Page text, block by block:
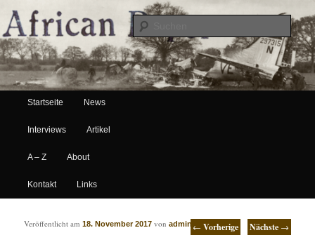
African Paper
Hauptmenü
Zum Inhalt wechseln
Zum sekundären Inhalt wechseln
Startseite News
Interviews Artikel
A – Z About
Kontakt Links
Artikelnavigation ← Vorherige Nächste →
Veröffentlicht am18. November 2017 vonadmin